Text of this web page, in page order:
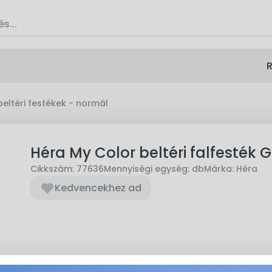
festékek - normál
Héra My Color beltéri falfesték
Cikkszám: 77636Mennyiségi egység: dbMárka: Héra
Kedvencekhez ad